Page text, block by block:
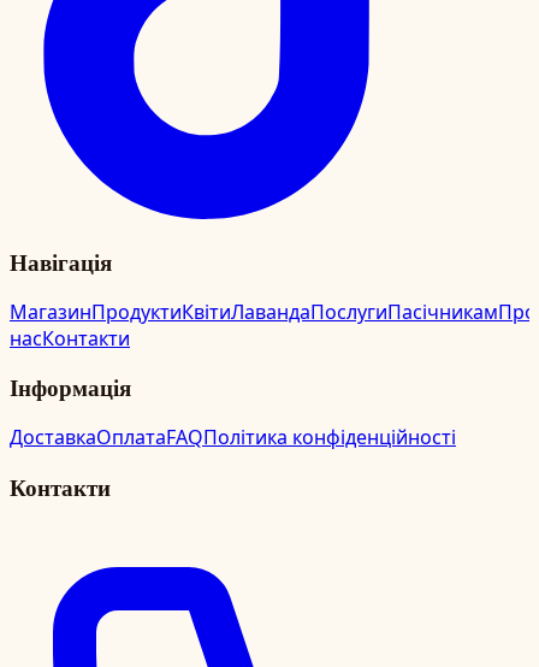
Навігація
МагазинПродуктиКвітиЛавандаПослугиПасічникамПро
насКонтакти
Інформація
ДоставкаОплатаFAQПолітика конфіденційності
Контакти